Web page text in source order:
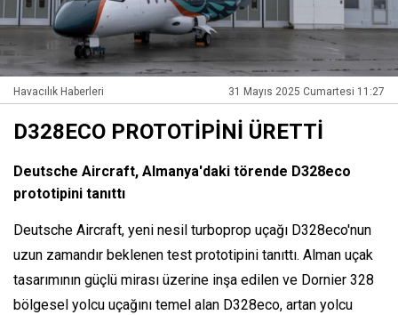
Havacılık Haberleri 31 Mayıs 2025 Cumartesi 11:27
D328ECO PROTOTİPİNİ ÜRETTİ
Deutsche Aircraft, Almanya'daki törende D328eco
prototipini tanıttı
Deutsche Aircraft, yeni nesil turboprop uçağı D328eco'nun
uzun zamandır beklenen test prototipini tanıttı. Alman uçak
tasarımının güçlü mirası üzerine inşa edilen ve Dornier 328
bölgesel yolcu uçağını temel alan D328eco, artan yolcu